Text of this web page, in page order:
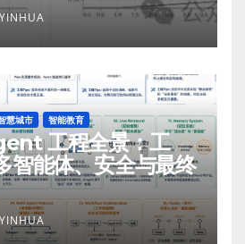
慧城市 智能教育
工程全景：工
智能体、安全与最终
YINHUA